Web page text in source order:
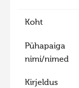
Hiite
Liikuvad
Hiite
Hiite
Koht
Pühapaiga
nimi/nimed
Kirjeldus